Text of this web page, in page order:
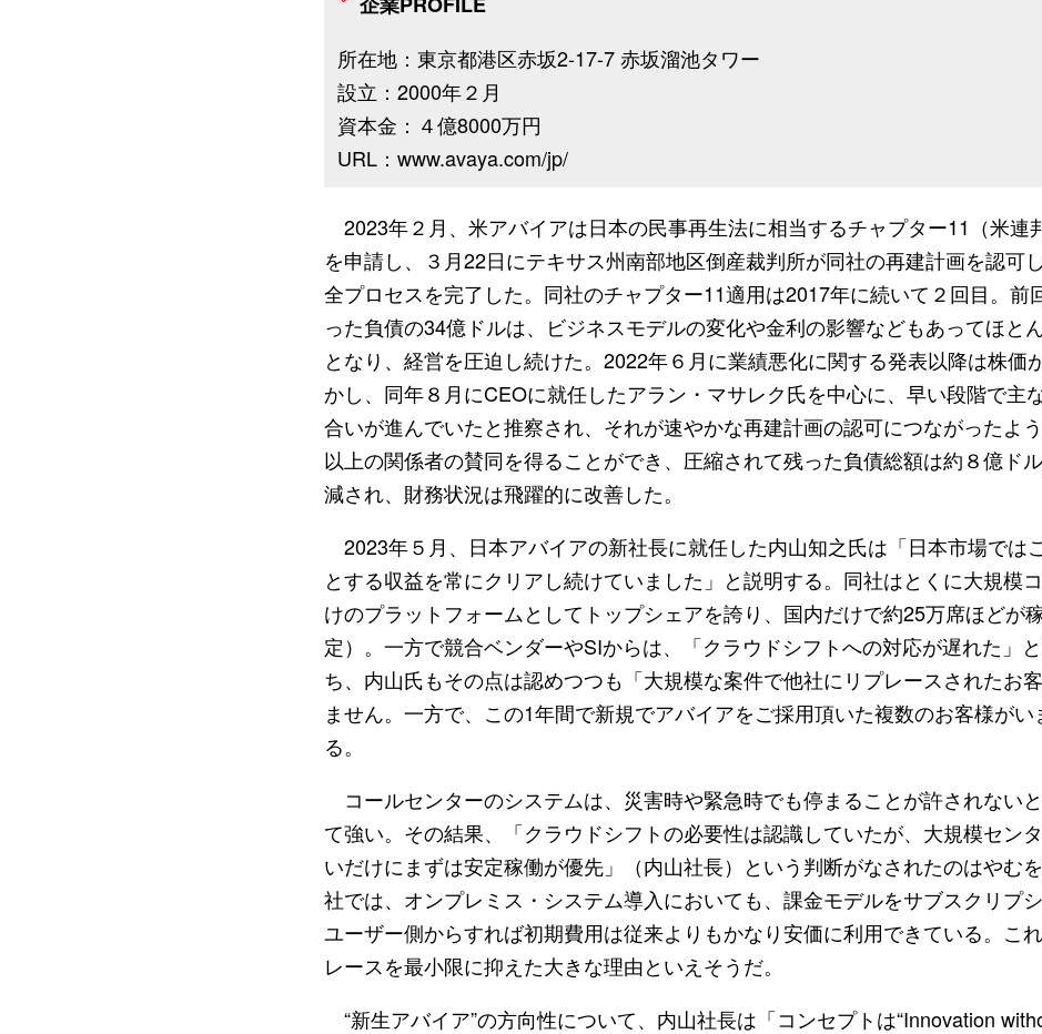
所在地：東京都港区赤坂2-17-7 赤坂溜池タワー
設立：2000年２月
資本金：４億8000万円
URL：www.avaya.com/jp/
2023年２月、米アバイアは日本の民事再生法に相当するチャプター11（米連
を申請し、３月22日にテキサス州南部地区倒産裁判所が同社の再建計画を認可
全プロセスを完了した。同社のチャプター11適用は2017年に続いて２回目。前
った負債の34億ドルは、ビジネスモデルの変化や金利の影響などもあってほと
となり、経営を圧迫し続けた。2022年６月に業績悪化に関する発表以降は株価
かし、同年８月にCEOに就任したアラン・マサレク氏を中心に、早い段階で主
合いが進んでいたと推察され、それが速やかな再建計画の認可につながったよ
以上の関係者の賛同を得ることができ、圧縮されて残った負債総額は約８億ド
減され、財務状況は飛躍的に改善した。
2023年５月、日本アバイアの新社長に就任した内山知之氏は「日本市場では
とする収益を常にクリアし続けていました」と説明する。同社はとくに大規模
けのプラットフォームとしてトップシェアを誇り、国内だけで約25万席ほどが
定）。一方で競合ベンダーやSIからは、「クラウドシフトへの対応が遅れた」
ち、内山氏もその点は認めつつも「大規模な案件で他社にリプレースされたお
ません。一方で、この1年間で新規でアバイアをご採用頂いた複数のお客様が
る。
コールセンターのシステムは、災害時や緊急時でも停まることが許されない
て強い。その結果、「クラウドシフトの必要性は認識していたが、大規模セン
いだけにまずは安定稼働が優先」（内山社長）という判断がなされたのはやむ
社では、オンプレミス・システム導入においても、課金モデルをサブスクリプシ
ユーザー側からすれば初期費用は従来よりもかなり安価に利用できている。こ
レースを最小限に抑えた大きな理由といえそうだ。
“新生アバイア”の方向性について、内山社長は「コンセプトは“Innovation